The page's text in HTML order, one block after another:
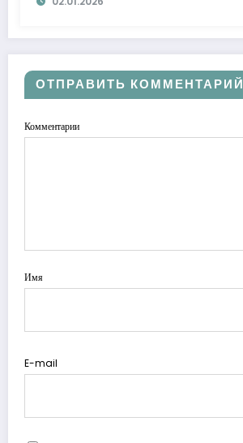
ОТПРАВИТЬ КОММЕНТАРИЙ
Комментарии
Имя
E-mail